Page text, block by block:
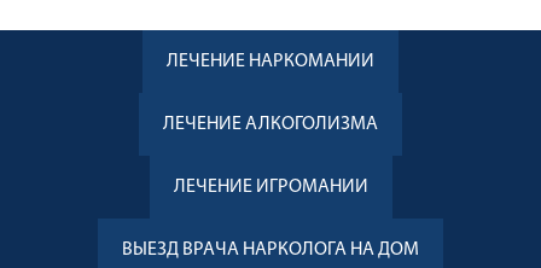
ЛЕЧЕНИЕ НАРКОМАНИИ
ЛЕЧЕНИЕ АЛКОГОЛИЗМА
ЛЕЧЕНИЕ ИГРОМАНИИ
ВЫЕЗД ВРАЧА НАРКОЛОГА НА ДОМ